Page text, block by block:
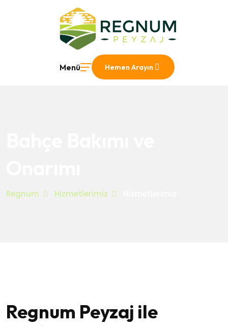
Menü Hemen Arayın
Regnum Hizmetlerimiz
Regnum Peyzaj ile